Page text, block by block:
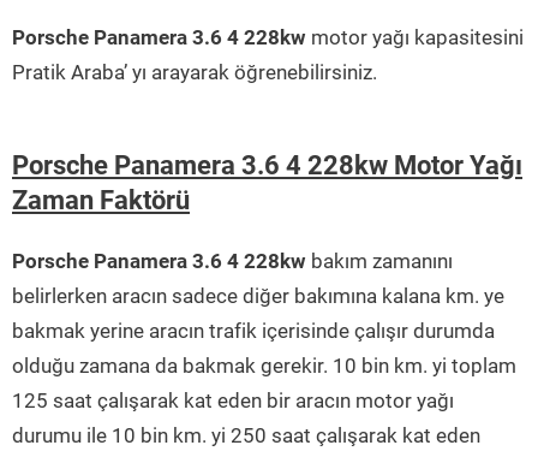
Porsche Panamera 3.6 4 228kw motor yağı kapasitesini
Pratik Araba’ yı arayarak öğrenebilirsiniz.
Porsche Panamera 3.6 4 228kw Motor Yağı
Zaman Faktörü
Porsche Panamera 3.6 4 228kw bakım zamanını
belirlerken aracın sadece diğer bakımına kalana km. ye
bakmak yerine aracın trafik içerisinde çalışır durumda
olduğu zamana da bakmak gerekir. 10 bin km. yi toplam
125 saat çalışarak kat eden bir aracın motor yağı
durumu ile 10 bin km. yi 250 saat çalışarak kat eden